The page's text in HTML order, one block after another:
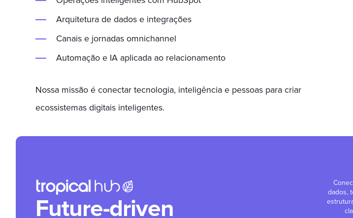
Arquitetura de dados e integrações
Canais e jornadas omnichannel
Automação e IA aplicada ao relacionamento
Nossa missão é conectar tecnologia, inteligência e pessoas para criar
ecossistemas digitais inteligentes.
Future-driven
dados,